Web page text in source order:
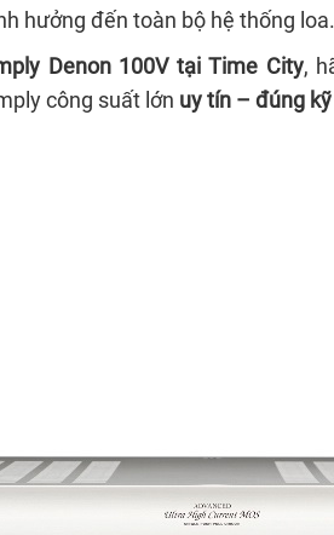
hưởng đến toàn bộ hệ thống loa.
Denon 100V tại Time City,
công suất lớn uy tín – đúng